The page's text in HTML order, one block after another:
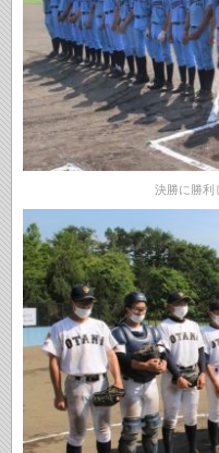
決勝に勝利